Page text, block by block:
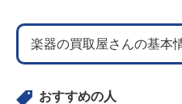
楽器の買取屋さんの基本
おすすめの人